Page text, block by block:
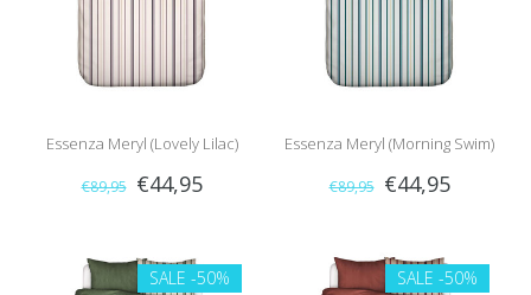
Essenza Meryl (Lovely Lilac)
€89,95 €44,95
Essenza Meryl (Morning Swim)
€89,95 €44,95
SALE -50% SALE -50%